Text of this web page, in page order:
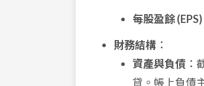
每股盈餘 (EPS)
財務結構 ：
資產與負債 ：
貸。帳上負債